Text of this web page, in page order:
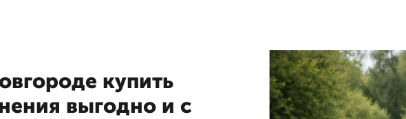
купить
выгодно и с